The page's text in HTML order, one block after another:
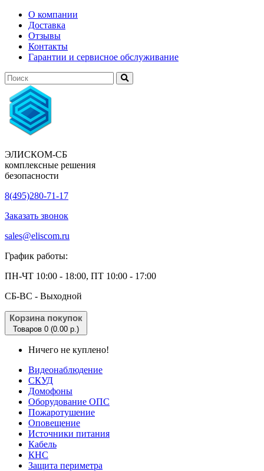
О компании
Доставка
Отзывы
Контакты
Гарантии и сервисное обслуживание
ЭЛИСКОМ-СБ
комплексные решения
безопасности
8(495)280-71-17
Заказать звонок
sales@eliscom.ru
График работы:
ПН-ЧТ 10:00 - 18:00, ПТ 10:00 - 17:00
CБ-ВС - Выходной
Корзина покупок
Товаров 0 (0.00 р.)
Ничего не куплено!
Видеонаблюдение
СКУД
Домофоны
Оборудование ОПС
Пожаротушение
Оповещение
Источники питания
Кабель
КНС
Защита периметра